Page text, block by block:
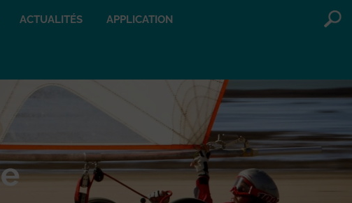
ACTUALITÉS APPLICATION